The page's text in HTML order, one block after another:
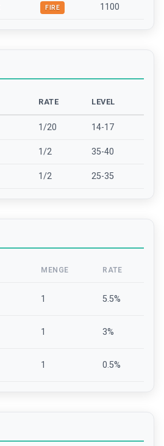
FIRE 1100
RATE LEVEL
1/20 14-17
1/2 35-40
1/2 25-35
MENGE RATE
1 5.5%
1 3%
1 0.5%